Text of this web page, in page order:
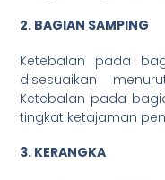
2. BAGIAN SAMPING
Ketebalan pada
disesuaikan
Ketebalan pada
tingkat ketajaman
3. KERANGKA